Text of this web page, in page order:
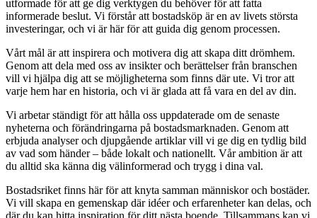
utformade för att ge dig verktygen du behöver för att fatta
informerade beslut. Vi förstår att bostadsköp är en av livets största
investeringar, och vi är här för att guida dig genom processen.
Vårt mål är att inspirera och motivera dig att skapa ditt drömhem.
Genom att dela med oss av insikter och berättelser från branschen
vill vi hjälpa dig att se möjligheterna som finns där ute. Vi tror att
varje hem har en historia, och vi är glada att få vara en del av din.
Vi arbetar ständigt för att hålla oss uppdaterade om de senaste
nyheterna och förändringarna på bostadsmarknaden. Genom att
erbjuda analyser och djupgående artiklar vill vi ge dig en tydlig bild
av vad som händer – både lokalt och nationellt. Vår ambition är att
du alltid ska känna dig välinformerad och trygg i dina val.
Bostadsriket finns här för att knyta samman människor och bostäder.
Vi vill skapa en gemenskap där idéer och erfarenheter kan delas, och